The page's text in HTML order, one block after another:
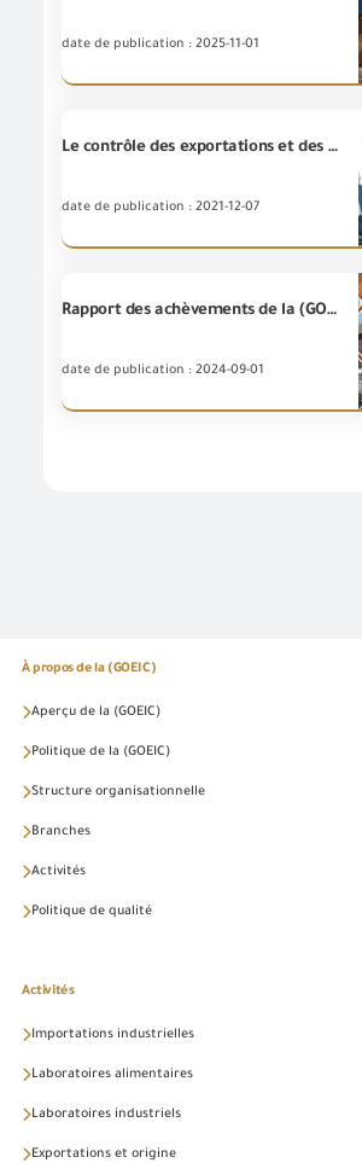
date de publication : 2025-11-01
Le contrôle des exportations et des exportations tient une réunion avec l’attaché commercial à l’Ambassade d’Autriche au Caire.
date de publication : 2021-12-07
Rapport des achèvements de la (GOEIC) pour le premier semestre de l'année 2024
date de publication : 2024-09-01
À propos de la (GOEIC)
Aperçu de la (GOEIC)
Politique de la (GOEIC)
Structure organisationnelle
Branches
Activités
Politique de qualité
Activités
Importations industrielles
Laboratoires alimentaires
Laboratoires industriels
Exportations et origine